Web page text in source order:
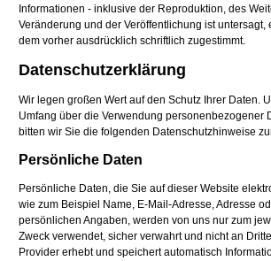
Informationen - inklusive der Reproduktion, des
Veränderung und der Veröffentlichung ist untersagt,
dem vorher ausdrücklich schriftlich zugestimmt.
Datenschutzerklärung
Wir legen großen Wert auf den Schutz Ihrer Daten.
Umfang über die Verwendung personenbezogener
bitten wir Sie die folgenden Datenschutzhinweise
Persönliche Daten
Persönliche Daten, die Sie auf dieser Website
wie zum Beispiel Name, E-Mail-Adresse, Adresse
persönlichen Angaben, werden von uns nur zum
Zweck verwendet, sicher verwahrt und nicht an
Provider erhebt und speichert automatisch